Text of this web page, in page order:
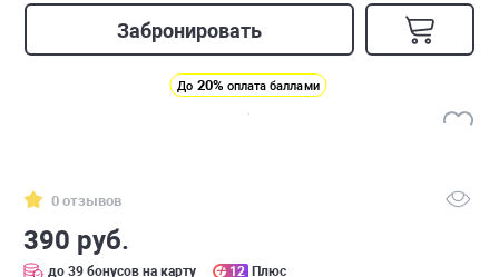
Забронировать
До 20% оплата баллами
0 отзывов
390 руб.
до 39 бонусов на карту 12 Плюс